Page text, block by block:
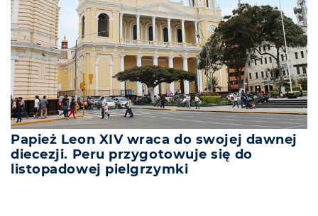
Papież Leon XIV wraca do swojej dawnej
diecezji. Peru przygotowuje się do
listopadowej pielgrzymki